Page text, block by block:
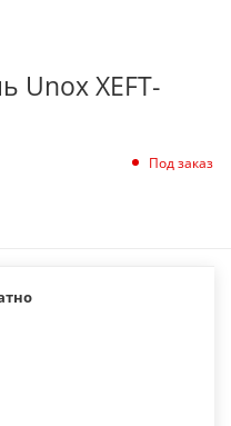
Unox XEFT-
Под заказ